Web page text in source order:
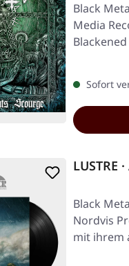
Black
Media
Sofort
LUSTRE
Black
Nordvis
mit ihrem